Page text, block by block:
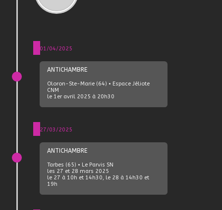
01/04/2025
ANTICHAMBRE
Oloron-Ste-Marie (64) • Espace Jéliote
CNM
le 1er avril 2025 à 20h30
27/03/2025
ANTICHAMBRE
Tarbes (65) • Le Parvis SN
les 27 et 28 mars 2025
le 27 à 10h et 14h30, le 28 à 14h30 et
19h